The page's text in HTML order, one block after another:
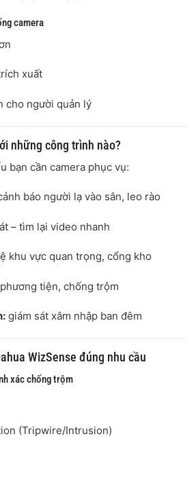
camera
xuất
cho người quản lý
những công trình nào?
bạn cần camera phục vụ:
báo người lạ vào sân, leo rào
– tìm lại video nhanh
khu vực quan trọng, cổng kho
tiện, chống trộm
giám sát xâm nhập ban đêm
WizSense đúng nhu cầu
xác chống trộm
(Tripwire/Intrusion)